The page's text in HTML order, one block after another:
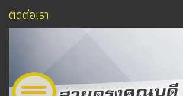
ติดต่อเรา